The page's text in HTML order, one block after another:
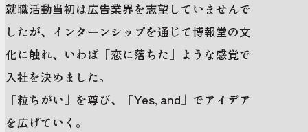
就職活動当初は広告業界を志望していませんで
したが、インターンシップを通じて博報堂の文
化に触れ、いわば「恋に落ちた」ような感覚で
入社を決めました。
「粒ちがい」を尊び、「Yes, and」でアイデア
を広げていく。